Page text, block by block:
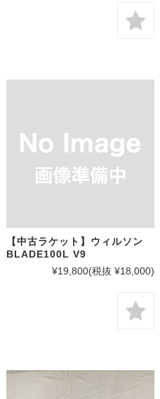
【中古ラケット】ウィルソン
BLADE100L V9
¥19,800(税抜 ¥18,000)